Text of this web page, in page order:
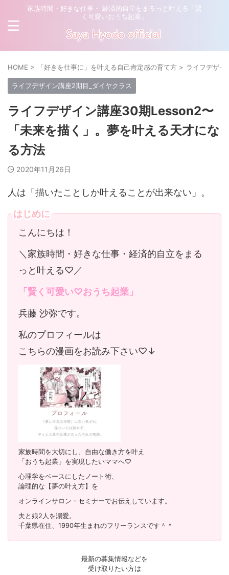
家族時間・好きな仕事・ 経済的自立をまるっと叶える「賢
く可愛いおうち起業」
HOME > 「好きを仕事に」を叶える自己肯定感の育て方 > ライフデザイ
ライフデザイン講座2期目_ダイヤクラス
ライフデザイン講座30期Lesson2〜
「未来を描く」。夢を叶える天才にな
る方法
2020年11月26日
人は「描いたことしか叶えることが出来ない」。
はじめに
こんにちは！
＼家族時間・好きな仕事・経済的自立をまる
っと叶える♡／
「賢く可愛い♡おうち起業」
兵藤 沙弥です。
私のプロフィールは
こちらの漫画をお読み下さい♡↓
家族時間を大切にし、自由な働き方を叶え
「おうち起業」を実現したいママへ♡
心理学をベースにしたノート術、
論理的な【夢の叶え方】を
オンラインサロン・セミナーでお伝えしています。
夫と娘2人を溺愛。
千葉県在住、1990年生まれのフリーランスです＾＾
最新の募集情報などを
受け取りたい方は